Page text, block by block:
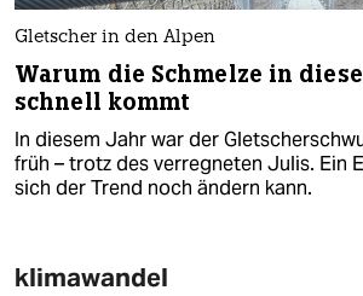
Gletscher in den Alpen
Warum die Schmelze in
schnell kommt
In diesem Jahr war der
früh – trotz des verregneten Julis. Ein
sich der Trend noch ändern kann.
klimawandel